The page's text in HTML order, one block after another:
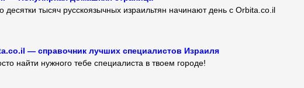
десятки тысяч русскоязычных израильтян начинают день с Orbita.co.il
— справочник лучших специалистов Израиля
найти нужного тебе специалиста в твоем городе!